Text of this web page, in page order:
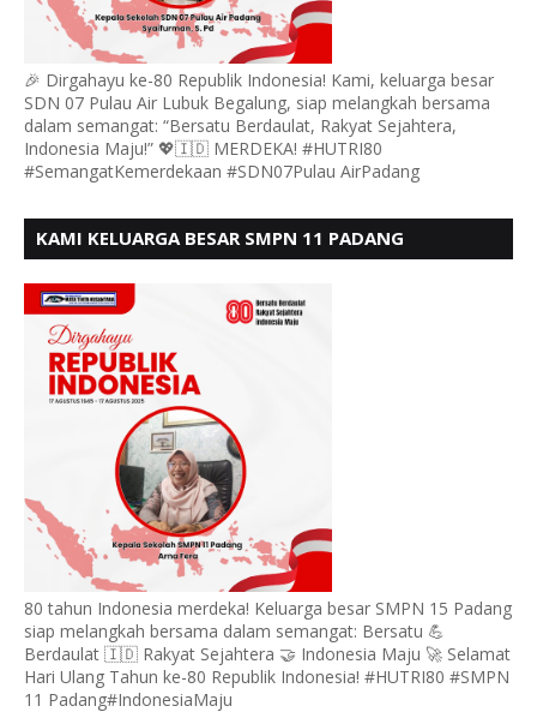
🎉 Dirgahayu ke-80 Republik Indonesia! Kami, keluarga besar
SDN 07 Pulau Air Lubuk Begalung, siap melangkah bersama
dalam semangat: “Bersatu Berdaulat, Rakyat Sejahtera,
Indonesia Maju!” 💖🇮🇩 MERDEKA! #HUTRI80
#SemangatKemerdekaan #SDN07Pulau AirPadang
KAMI KELUARGA BESAR SMPN 11 PADANG
BERDAULAT
80 tahun Indonesia merdeka! Keluarga besar SMPN 15 Padang
siap melangkah bersama dalam semangat: Bersatu 💪
Berdaulat 🇮🇩 Rakyat Sejahtera 🤝 Indonesia Maju 🚀 Selamat
Hari Ulang Tahun ke-80 Republik Indonesia! #HUTRI80 #SMPN
11 Padang#IndonesiaMaju